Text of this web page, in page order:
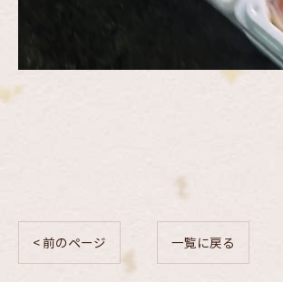
< 前のページ 一覧に戻る